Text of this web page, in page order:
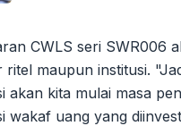
CWLS seri SWR006
ritel maupun institusi.
akan kita mulai masa
wakaf uang yang